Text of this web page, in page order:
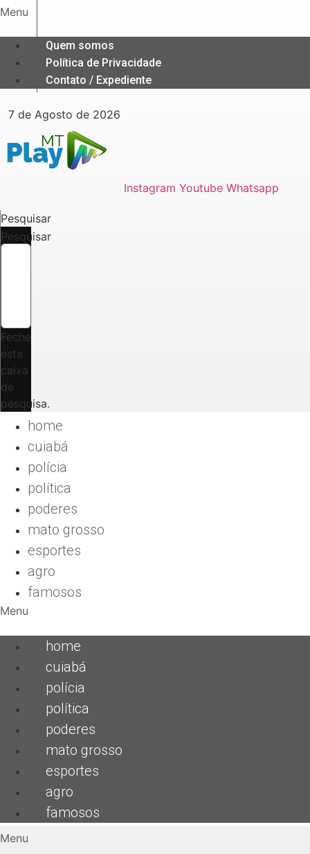
Ir
o
conteúdo
Menu
Quem somos
Política de Privacidade
Contato / Expediente
7 de Agosto de 2026
Instagram Youtube Whatsapp
Pesquisar
Pesquisar
Feche
esta
caixa
de
pesquisa.
home
cuiabá
polícia
política
poderes
mato grosso
esportes
agro
famosos
Menu
home
cuiabá
polícia
política
poderes
mato grosso
esportes
agro
famosos
Menu